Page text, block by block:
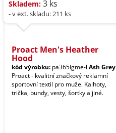
Skladem: 3 ks
- v ext. skladu: 211 ks
Proact Men's Heather
Hood
kód výrobku: pa365lgme-l Ash Grey
Proact - kvalitní značkový reklamní
sportovní textil pro muže. Kalhoty,
trička, bundy, vesty, šortky a jiné.